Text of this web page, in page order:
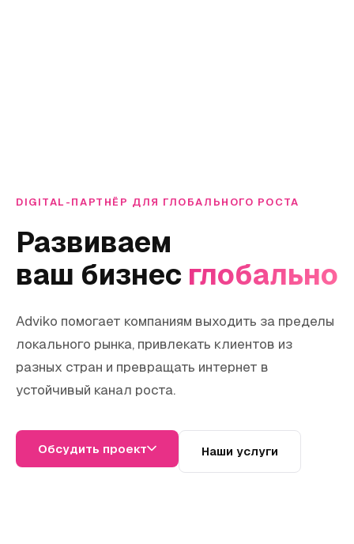
DIGITAL-ПАРТНЁР ДЛЯ ГЛОБАЛЬНОГО РОСТА
Развиваем
ваш бизнес глобально
Adviko помогает компаниям выходить за пределы
локального рынка, привлекать клиентов из
разных стран и превращать интернет в
устойчивый канал роста.
Обсудить проект Наши услуги